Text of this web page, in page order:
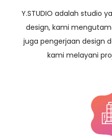
Y.STUDIO adalah studio
design, kami
juga pengerjaan design
kami melayani